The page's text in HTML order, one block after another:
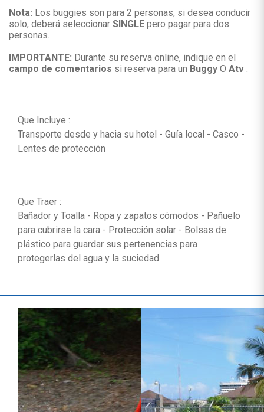
Nota: Los buggies son para 2 personas, si desea conducir
solo, deberá seleccionar SINGLE pero pagar para dos
personas.
IMPORTANTE: Durante su reserva online, indique en el
campo de comentarios si reserva para un Buggy O Atv .
Que Incluye :
Transporte desde y hacia su hotel - Guía local - Casco -
Lentes de protección
Que Traer :
Bañador y Toalla - Ropa y zapatos cómodos - Pañuelo
para cubrirse la cara - Protección solar - Bolsas de
plástico para guardar sus pertenencias para
protegerlas del agua y la suciedad